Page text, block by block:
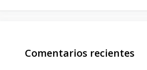
Comentarios recientes